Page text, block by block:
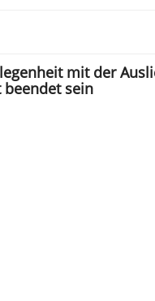
mit der
sein